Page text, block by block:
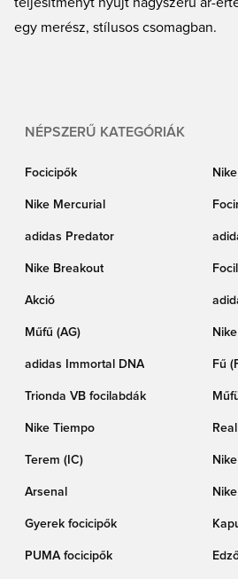
egy merész, stílusos csomagban.
NÉPSZERŰ KATEGÓRIÁK
Focicipők
Nike Mercurial
adidas Predator
Nike Breakout
Akció
Műfű (AG)
adidas Immortal DNA Fű
Trionda VB focilabdák
Nike Tiempo
Terem (IC)
Arsenal
Gyerek focicipők
PUMA focicipők